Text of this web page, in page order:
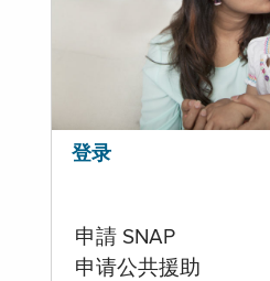
登录
申請 SNAP
申请公共援助